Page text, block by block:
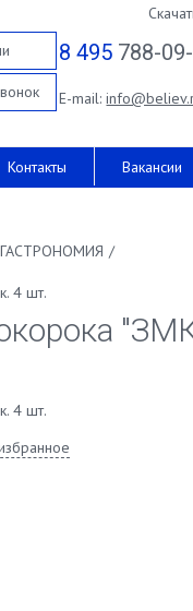
8 495 788-
E-mail:
Контакты Вакансии
/
4 шт.
4 шт.